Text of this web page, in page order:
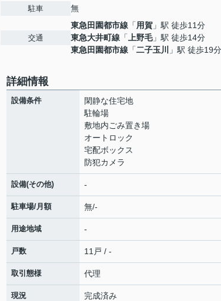
駐車 無
交通
東急田園都市線 「用賀 」駅 徒歩11分
東急大井町線 「 上野毛」駅 徒歩14分
東急田園都市線 「二子玉川 」駅 徒歩19分
詳細情報
設備条件
閑静な住宅地
駐輪場
敷地内ごみ置き場
オートロック
宅配ボックス
防犯カメラ
設備(その他) -
駐車場/月額 無/-
用途地域 -
戸数 11戸 / -
取引態様 代理
現況 完成済み